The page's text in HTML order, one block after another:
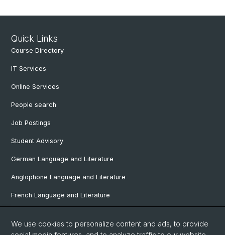
Quick Links
Course Directory
IT Services
Online Services
People search
Job Postings
Student Advisory
German Language and Literature
Anglophone Language and Literature
French Language and Literature
Italian Language and Literature
We use cookies to personalize content and ads, to provide